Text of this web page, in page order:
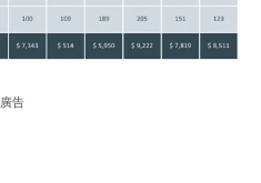
廣告